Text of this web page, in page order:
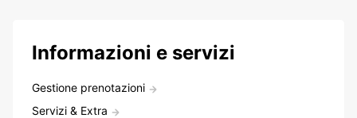
Informazioni e servizi
Gestione prenotazioni
Servizi & Extra